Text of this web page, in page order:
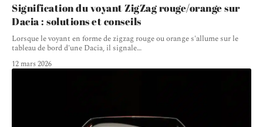
Signification du voyant ZigZag rouge/orange sur
Dacia : solutions et conseils
Lorsque le voyant en forme de zigzag rouge ou orange s'allume sur le
tableau de bord d'une Dacia, il signale…
12 mars 2026